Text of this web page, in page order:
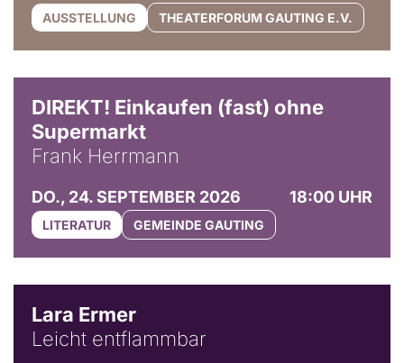
AUSSTELLUNG THEATERFORUM GAUTING E.V.
DIREKT! Einkaufen (fast) ohne
Supermarkt
Frank Herrmann
DO., 24. SEPTEMBER 2026 18:00 UHR
LITERATUR GEMEINDE GAUTING
Lara Ermer
Leicht entflammbar